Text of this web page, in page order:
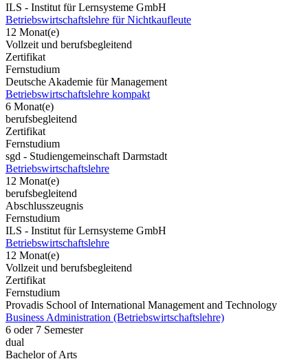
ILS - Institut für Lernsysteme GmbH
Betriebswirtschaftslehre für Nichtkaufleute
12 Monat(e)
Vollzeit und berufsbegleitend
Zertifikat
Fernstudium
Deutsche Akademie für Management
Betriebswirtschaftslehre kompakt
6 Monat(e)
berufsbegleitend
Zertifikat
Fernstudium
sgd - Studiengemeinschaft Darmstadt
Betriebswirtschaftslehre
12 Monat(e)
berufsbegleitend
Abschlusszeugnis
Fernstudium
ILS - Institut für Lernsysteme GmbH
Betriebswirtschaftslehre
12 Monat(e)
Vollzeit und berufsbegleitend
Zertifikat
Fernstudium
Provadis School of International Management and Technology
Business Administration (Betriebswirtschaftslehre)
6 oder 7 Semester
dual
Bachelor of Arts